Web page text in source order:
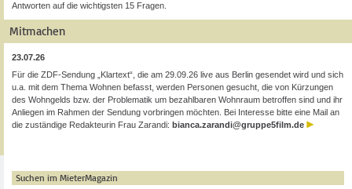
Antworten auf die wichtigsten 15 Fragen.
Mitmachen
23.07.26
Für die ZDF-Sendung „Klartext“, die am 29.09.26 live aus Berlin gesendet wird und sich
u.a. mit dem Thema Wohnen befasst, werden Personen gesucht, die von Kürzungen
des Wohngelds bzw. der Problematik um bezahlbaren Wohnraum betroffen sind und ihr
Anliegen im Rahmen der Sendung vorbringen möchten. Bei Interesse bitte eine Mail an
die zuständige Redakteurin Frau Zarandi: bianca.zarandi@gruppe5film.de
Suchen im MieterMagazin